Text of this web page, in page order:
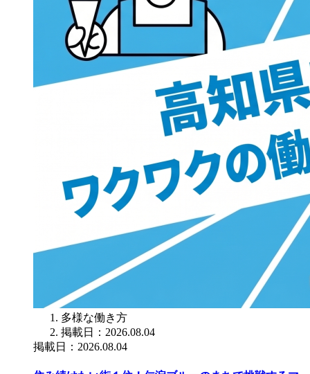
多様な働き方
掲載日：2026.08.04
掲載日：2026.08.04